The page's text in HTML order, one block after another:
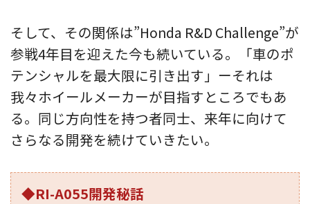
そして、その関係は”Honda R&D Challenge”が
参戦4年目を迎えた今も続いている。「車のポ
テンシャルを最大限に引き出す」ーそれは
我々ホイールメーカーが目指すところでもあ
る。同じ方向性を持つ者同士、来年に向けて
さらなる開発を続けていきたい。
◆RI-A055開発秘話